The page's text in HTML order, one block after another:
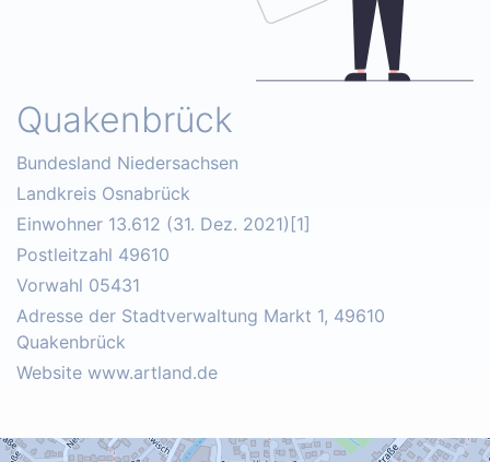
Quakenbrück
Bundesland Niedersachsen
Landkreis Osnabrück
Einwohner 13.612 (31. Dez. 2021)[1]
Postleitzahl 49610
Vorwahl 05431
Adresse der Stadtverwaltung Markt 1, 49610
Quakenbrück
Website www.artland.de